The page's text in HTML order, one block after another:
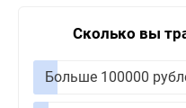
Сколько вы
Больше 100000